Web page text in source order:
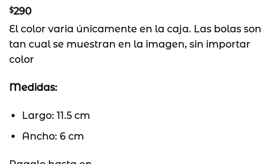
$290
El color varia únicamente en la caja. Las bolas son
tan cual se muestran en la imagen, sin importar
color
Medidas:
Largo: 11.5 cm
Ancho: 6 cm